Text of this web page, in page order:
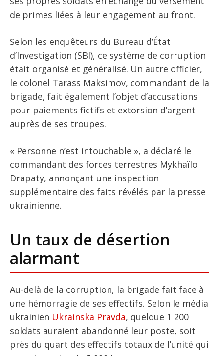
de primes liées à leur engagement au front.
Selon les enquêteurs du Bureau d’État
d’Investigation (SBI), ce système de corruption
était organisé et généralisé. Un autre officier,
le colonel Tarass Maksimov, commandant de la
brigade, fait également l’objet d’accusations
pour paiements fictifs et extorsion d’argent
auprès de ses troupes.
« Personne n’est intouchable », a déclaré le
commandant des forces terrestres Mykhaïlo
Drapaty, annonçant une inspection
supplémentaire des faits révélés par la presse
ukrainienne.
Un taux de désertion
alarmant
Au-delà de la corruption, la brigade fait face à
une hémorragie de ses effectifs. Selon le média
ukrainien Ukrainska Pravda, quelque 1 200
soldats auraient abandonné leur poste, soit
près du quart des effectifs totaux de l’unité qui